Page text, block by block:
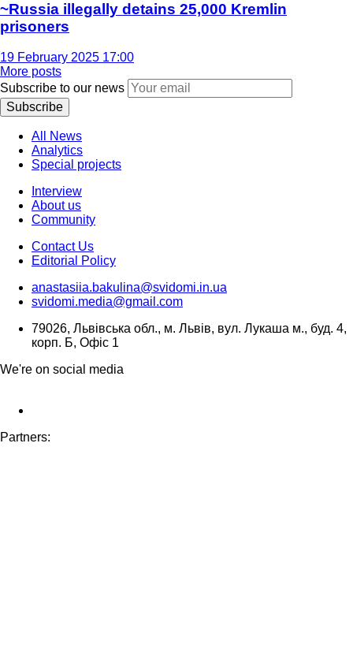
~Russia illegally detains 25,000 Kremlin
prisoners
19 February 2025 17:00
More posts
Subscribe to our news
Subscribe
All News
Analytics
Special projects
Interview
About us
Community
Contact Us
Editorial Policy
anastasiia.bakulina@svidomi.in.ua
svidomi.media@gmail.com
79026, Львівська обл., м. Львів, вул. Лукаша м., буд. 4,
корп. Б, Офіс 1
We're on social media
Partners: